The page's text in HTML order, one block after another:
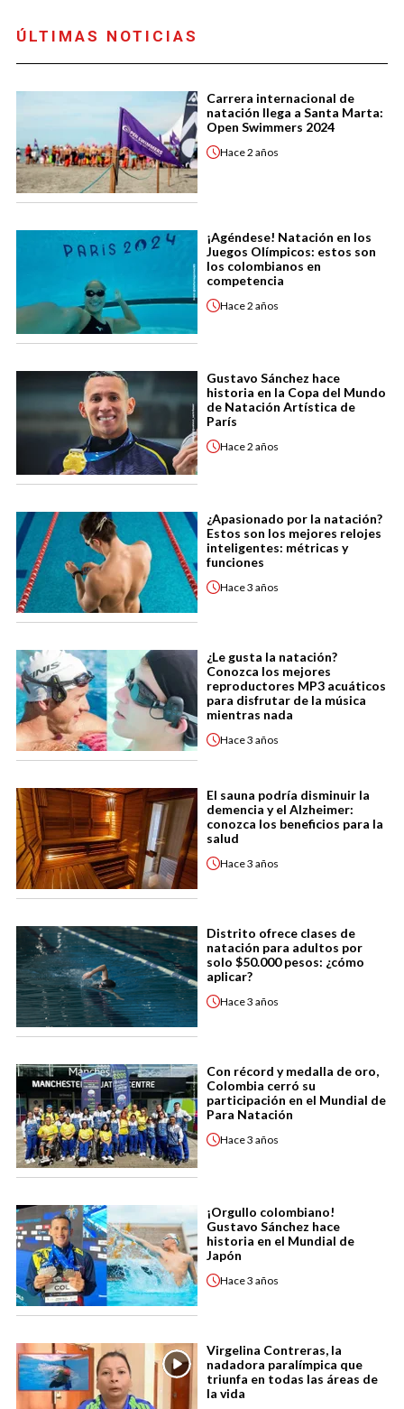
ÚLTIMAS NOTICIAS
Carrera internacional de
natación llega a Santa Marta:
Open Swimmers 2024
Hace2 años
¡Agéndese! Natación en los
Juegos Olímpicos: estos son
los colombianos en
competencia
Hace2 años
Gustavo Sánchez hace
historia en la Copa del Mundo
de Natación Artística de
París
Hace2 años
¿Apasionado por la natación?
Estos son los mejores relojes
inteligentes: métricas y
funciones
Hace3 años
¿Le gusta la natación?
Conozca los mejores
reproductores MP3 acuáticos
para disfrutar de la música
mientras nada
Hace3 años
El sauna podría disminuir la
demencia y el Alzheimer:
conozca los beneficios para la
salud
Hace3 años
Distrito ofrece clases de
natación para adultos por
solo $50.000 pesos: ¿cómo
aplicar?
Hace3 años
Con récord y medalla de oro,
Colombia cerró su
participación en el Mundial de
Para Natación
Hace3 años
¡Orgullo colombiano!
Gustavo Sánchez hace
historia en el Mundial de
Japón
Hace3 años
Virgelina Contreras, la
nadadora paralímpica que
triunfa en todas las áreas de
la vida